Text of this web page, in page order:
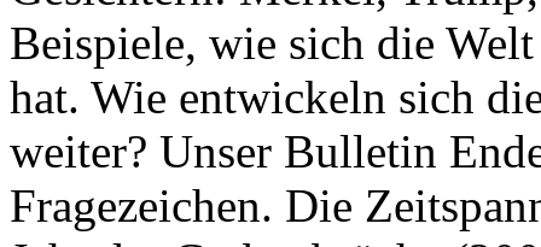
Beispiele, wie sich die
hat. Wie entwickeln sich
weiter? Unser Bulletin
Fragezeichen. Die